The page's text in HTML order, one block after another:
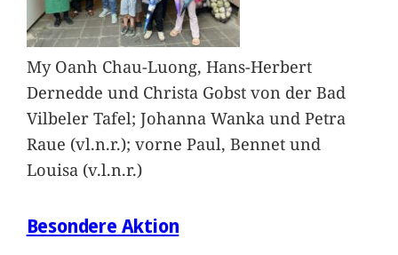
My Oanh Chau-Luong, Hans-Herbert
Dernedde und Christa Gobst von der Bad
Vilbeler Tafel; Johanna Wanka und Petra
Raue (vl.n.r.); vorne Paul, Bennet und
Louisa (v.l.n.r.)
Besondere Aktion